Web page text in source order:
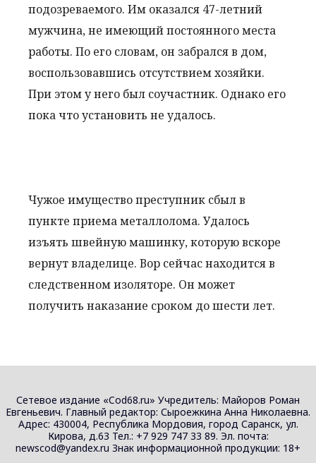
подозреваемого. Им оказался 47-летний
мужчина, не имеющий постоянного места
работы. По его словам, он забрался в дом,
воспользовавшись отсутствием хозяйки.
При этом у него был соучастник. Однако его
пока что установить не удалось.
Чужое имущество преступник сбыл в
пункте приема металлолома. Удалось
изъять швейную машинку, которую вскоре
вернут владелице. Вор сейчас находится в
следственном изоляторе. Он может
получить наказание сроком до шести лет.
Сетевое издание «Cod68.ru» Учредитель: Майоров Роман
Евгеньевич. Главный редактор: Сыроежкина Анна Николаевна.
Адрес: 430004, Республика Мордовия, город Саранск, ул.
Кирова, д.63 Тел.: +7 929 747 33 89. Эл. почта:
newscod@yandex.ru Знак информационной продукции: 18+